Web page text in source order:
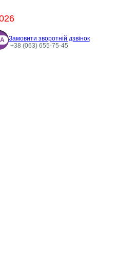
Замовити зворотній дзвінок
+38 (063) 655-75-45